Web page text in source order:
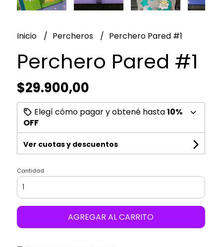
Inicio Percheros Perchero Pared #1
Perchero Pared #1
$29.900,00
Elegí cómo pagar y obtené hasta10%
OFF
Ver cuotas y descuentos
Cantidad
AGREGAR AL CARRITO